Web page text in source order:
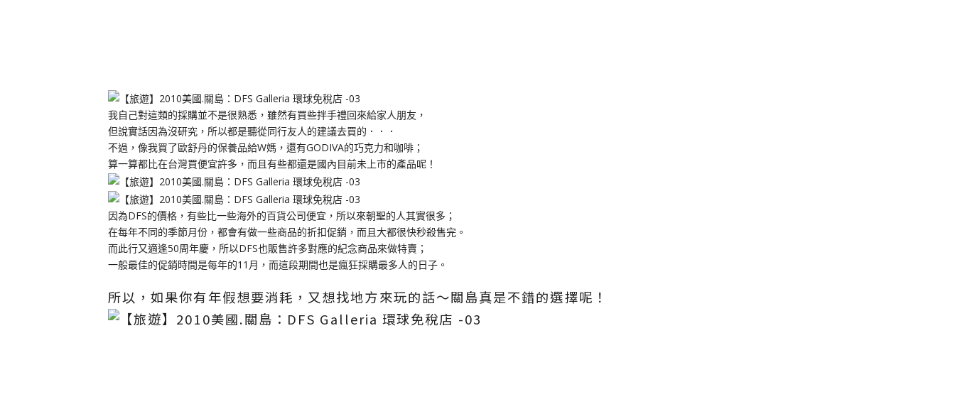
我自己對這類的採購並不是很熟悉，雖然有買些拌手禮回來給家人朋友，
但說實話因為沒研究，所以都是聽從同行友人的建議去買的．．．
不過，像我買了歐舒丹的保養品給W媽，還有GODIVA的巧克力和咖啡；
算一算都比在台灣買便宜許多，而且有些都還是國內目前未上市的產品呢！
因為DFS的價格，有些比一些海外的百貨公司便宜，所以來朝聖的人其實很多；
在每年不同的季節月份，都會有做一些商品的折扣促銷，而且大都很快秒殺售完。
而此行又適逢50周年慶，所以DFS也販售許多對應的紀念商品來做特賣；
一般最佳的促銷時間是每年的11月，而這段期間也是瘋狂採購最多人的日子。
所以，如果你有年假想要消耗，又想找地方來玩的話～關島真是不錯的選擇呢！